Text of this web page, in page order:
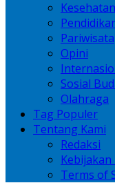
Kesehatan
Pariwisata
Opini
Sosial
Olahraga
Tag Populer
Tentang Kami
Redaksi
Kebijakan
Terms of